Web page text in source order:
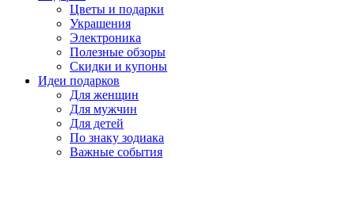
Цветы и подарки
Украшения
Электроника
Полезные обзоры
Скидки и купоны
Идеи подарков
Для женщин
Для мужчин
Для детей
По знаку зодиака
Важные события